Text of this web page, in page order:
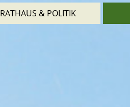
RATHAUS & POLITIK